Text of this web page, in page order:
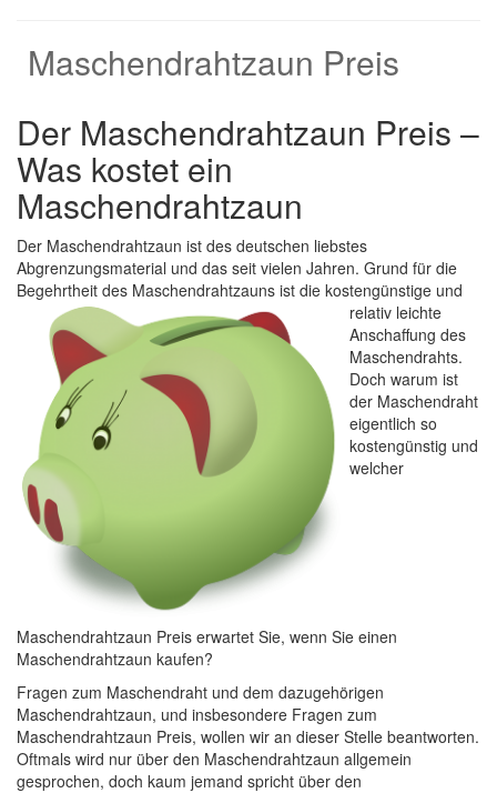
Maschendrahtzaun Preis
Der Maschendrahtzaun Preis –
Was kostet ein
Maschendrahtzaun
Der Maschendrahtzaun ist des deutschen liebstes
Abgrenzungsmaterial und das seit vielen Jahren. Grund für die
Begehrtheit des Maschendrahtzauns ist die kostengünstige und
relativ leichte
Anschaffung des
Maschendrahts.
Doch warum ist
der Maschendraht
eigentlich so
kostengünstig und
welcher
Maschendrahtzaun Preis erwartet Sie, wenn Sie einen
Maschendrahtzaun kaufen?
Fragen zum Maschendraht und dem dazugehörigen
Maschendrahtzaun, und insbesondere Fragen zum
Maschendrahtzaun Preis, wollen wir an dieser Stelle beantworten.
Oftmals wird nur über den Maschendrahtzaun allgemein
gesprochen, doch kaum jemand spricht über den